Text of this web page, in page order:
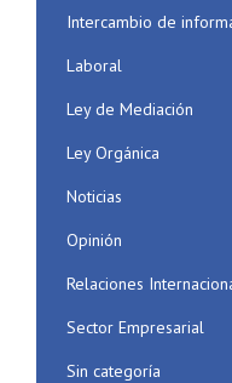
Intercambio de
Laboral
Ley de Mediación
Ley Orgánica
Noticias
Opinión
Relaciones
Sector Empresarial
Sin categoría